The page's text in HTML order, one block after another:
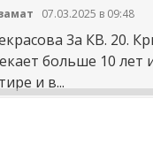
07.03.2025 в 09:48
3а КВ. 20.
больше 10 лет
и в...